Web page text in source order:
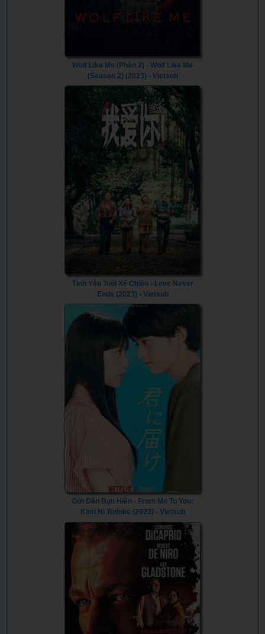
Wolf Like Me (Phần 2) - Wolf Like Me
(Season 2) (2023) - Vietsub
Tình Yêu Tuổi Xế Chiều - Love Never
Ends (2023) - Vietsub
Gửi Đến Bạn Hiền - From Me To You:
Kimi Ni Todoke (2023) - Vietsub